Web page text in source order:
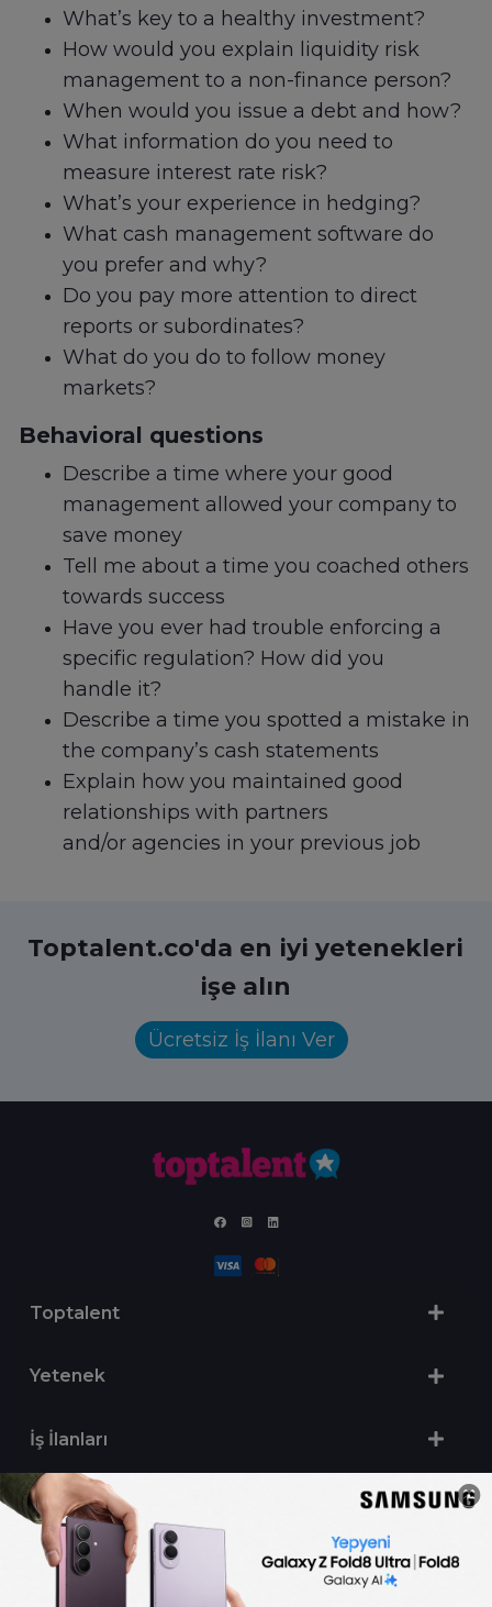
What’s key to a healthy investment?
How would you explain liquidity risk
management to a non-finance person?
When would you issue a debt and how?
What information do you need to
measure interest rate risk?
What’s your experience in hedging?
What cash management software do
you prefer and why?
Do you pay more attention to direct
reports or subordinates?
What do you do to follow money
markets?
Behavioral questions
Describe a time where your good
management allowed your company to
save money
Tell me about a time you coached others
towards success
Have you ever had trouble enforcing a
specific regulation? How did you
handle it?
Describe a time you spotted a mistake in
the company’s cash statements
Explain how you maintained good
relationships with partners
and/or agencies in your previous job
Toptalent.co'da en iyi yetenekleri
işe alın
Ücretsiz İş İlanı Ver
Toptalent
Yetenek
İş İlanları
Sertifika Programları
Yetenek Testleri